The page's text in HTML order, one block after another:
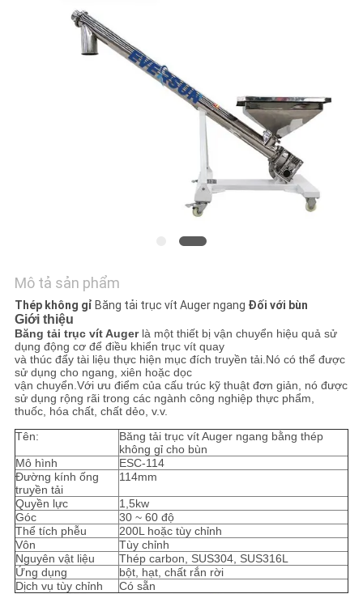
BÁO
GIÁ
SƠ
ĐỒ
TRANG
WEB
CHÍNH
SÁCH
BẢO
MẬT
Mô tả sản phẩm
Thép không gỉ Băng tải trục vít Auger ngang Đối với bùn
Giới thiệu
Băng tải trục vít Augerlà một thiết bị vận chuyển hiệu quả sử
dụng động cơ để điều khiển trục vít quay
và thúc đẩy tài liệu thực hiện mục đích truyền tải.Nó có thể được
sử dụng cho ngang, xiên hoặc dọc
vận chuyển.Với ưu điểm của cấu trúc kỹ thuật đơn giản, nó được
sử dụng rộng rãi trong các ngành công nghiệp thực phẩm,
thuốc, hóa chất, chất dẻo, v.v.
Tên:
Băng tải trục vít Auger ngang bằng thép
không gỉ cho bùn
Mô hình
ESC-114
Đường kính ống
truyền tải
114mm
Quyền lực
1,5kw
Góc
30 ~ 60 độ
Thể tích phễu
200L hoặc tùy chỉnh
Vôn
Tùy chỉnh
Nguyên vật liệu
Thép carbon, SUS304, SUS316L
Ứng dụng
bột, hạt, chất rắn rời
Dịch vụ tùy chỉnh
Có sẵn